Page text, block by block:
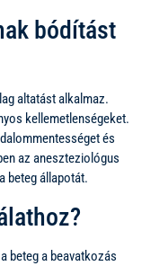
bódítást
altatást alkalmaz.
kellemetlenségeket.
és
az aneszteziológus
beteg állapotát.
beteg a beavatkozás